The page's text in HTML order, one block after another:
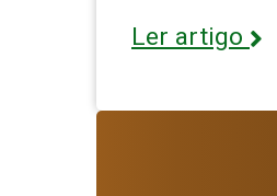
Ler artigo